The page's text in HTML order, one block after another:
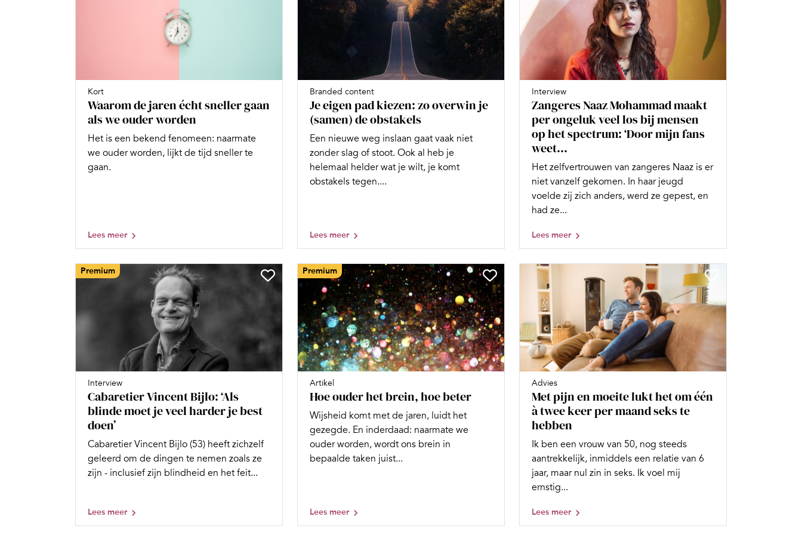
Kort
Waarom de jaren écht sneller gaan
als we ouder worden
Het is een bekend fenomeen: naarmate
we ouder worden, lijkt de tijd sneller te
gaan.
Lees meer
Branded content
Je eigen pad kiezen: zo overwin je
(samen) de obstakels
Een nieuwe weg inslaan gaat vaak niet
zonder slag of stoot. Ook al heb je
helemaal helder wat je wilt, je komt
obstakels tegen....
Lees meer
Interview
Zangeres Naaz Mohammad maakt
per ongeluk veel los bij mensen
op het spectrum: ‘Door mijn fans
weet...
Het zelfvertrouwen van zangeres Naaz is er
niet vanzelf gekomen. In haar jeugd
voelde zij zich anders, werd ze gepest, en
had ze...
Lees meer
Premium
Interview
Cabaretier Vincent Bijlo: ‘Als
blinde moet je veel harder je best
doen’
Cabaretier Vincent Bijlo (53) heeft zichzelf
geleerd om de dingen te nemen zoals ze
zijn - inclusief zijn blindheid en het feit...
Lees meer
Premium
Artikel
Hoe ouder het brein, hoe beter
Wijsheid komt met de jaren, luidt het
gezegde. En inderdaad: naarmate we
ouder worden, wordt ons brein in
bepaalde taken juist...
Lees meer
Advies
Met pijn en moeite lukt het om één
à twee keer per maand seks te
hebben
Ik ben een vrouw van 50, nog steeds
aantrekkelijk, inmiddels een relatie van 6
jaar, maar nul zin in seks. Ik voel mij
ernstig...
Lees meer